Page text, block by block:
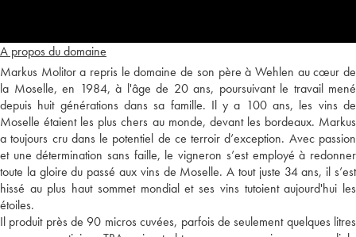
A propos du domaine
Markus Molitor a repris le domaine de son père à Wehlen au cœur de
la Moselle, en 1984, à l'âge de 20 ans, poursuivant le travail mené
depuis huit générations dans sa famille. Il y a 100 ans, les vins de
Moselle étaient les plus chers au monde, devant les bordeaux. Markus
a toujours cru dans le potentiel de ce terroir d’exception. Avec passion
et une détermination sans faille, le vigneron s’est employé à redonner
toute la gloire du passé aux vins de Moselle. A tout juste 34 ans, il s’est
hissé au plus haut sommet mondial et ses vins tutoient aujourd'hui les
étoiles.
Il produit près de 90 micros cuvées, parfois de seulement quelques litres